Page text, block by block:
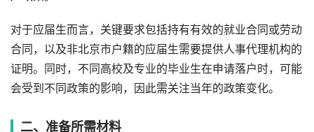
对于应届生而言，关键要求包括持有有效的就业合同或劳动
合同，以及非北京市户籍的应届生需要提供人事代理机构的
证明。同时，不同高校及专业的毕业生在申请落户时，可能
会受到不同政策的影响，因此需关注当年的政策变化。
二、准备所需材料